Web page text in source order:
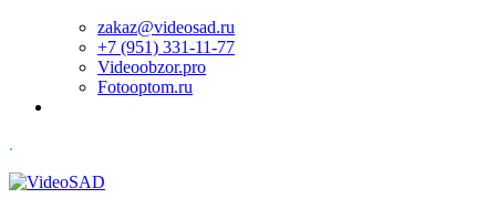
zakaz@videosad.ru
+7 (951) 331-11-77
Videoobzor.pro
Fotooptom.ru
.